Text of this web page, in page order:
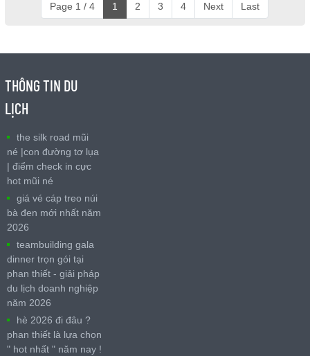
Page 1 / 4
1 2 3 4 Next Last
THÔNG TIN DU
LỊCH
the silk road mũi
né |con đường tơ lụa
| điểm check in cực
hot mũi né
giá vé cáp treo núi
bà đen mới nhất năm
2026
teambuilding gala
dinner trọn gói tại
phan thiết - giải pháp
du lịch doanh nghiệp
năm 2026
hè 2026 đi đâu ?
phan thiết là lựa chọn
" hot nhất " năm nay !